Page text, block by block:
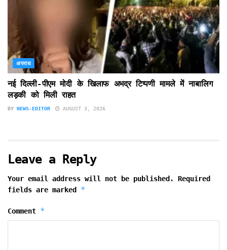
अपराध
नई दिल्ली-पीएम मोदी के खिलाफ अभद्र टिप्पणी मामले में नाबालिग
लड़की को मिली राहत
BY NEWS-EDITOR AUGUST 3, 2026
Leave a Reply
Your email address will not be published.
Required
fields are marked *
Comment *